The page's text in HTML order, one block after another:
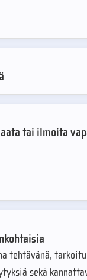
tai ilmoita
tehtävänä,
sekä